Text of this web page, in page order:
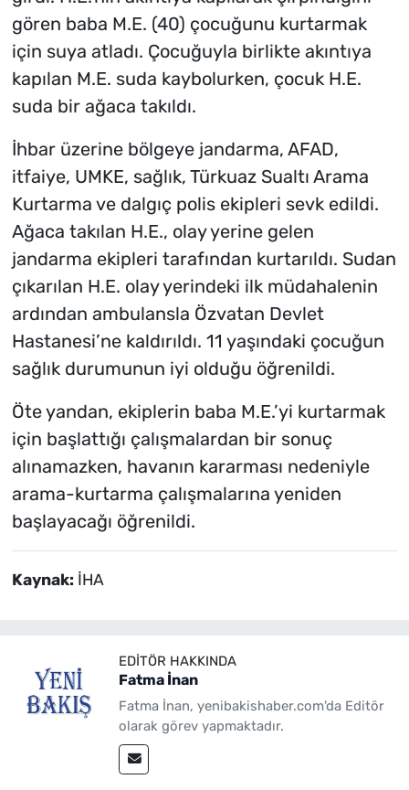
gören baba M.E. (40) çocuğunu kurtarmak
için suya atladı. Çocuğuyla birlikte akıntıya
kapılan M.E. suda kaybolurken, çocuk H.E.
suda bir ağaca takıldı.
İhbar üzerine bölgeye jandarma, AFAD,
itfaiye, UMKE, sağlık, Türkuaz Sualtı Arama
Kurtarma ve dalgıç polis ekipleri sevk edildi.
Ağaca takılan H.E., olay yerine gelen
jandarma ekipleri tarafından kurtarıldı. Sudan
çıkarılan H.E. olay yerindeki ilk müdahalenin
ardından ambulansla Özvatan Devlet
Hastanesi’ne kaldırıldı. 11 yaşındaki çocuğun
sağlık durumunun iyi olduğu öğrenildi.
Öte yandan, ekiplerin baba M.E.’yi kurtarmak
için başlattığı çalışmalardan bir sonuç
alınamazken, havanın kararması nedeniyle
arama-kurtarma çalışmalarına yeniden
başlayacağı öğrenildi.
Kaynak: İHA
EDITÖR HAKKINDA
Fatma İnan
Fatma İnan, yenibakishaber.com'da Editör
olarak görev yapmaktadır.